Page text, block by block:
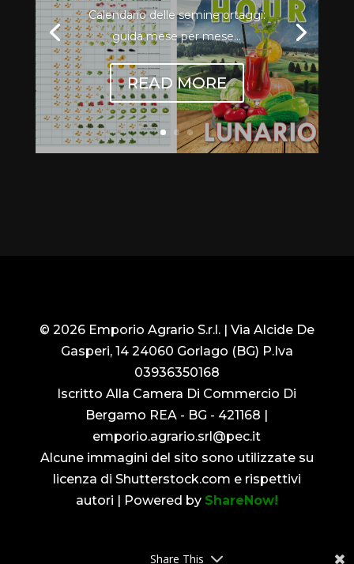
Calendario delle semine ortaggi:
guida mese per mese...
READ MORE
© 2026 Emporio Agrario S.r.l. | Via Alcide De
Gasperi, 14 24060 Gorlago (BG) P.Iva
03936350168
Iscritto Alla Camera Di Commercio Di
Bergamo REA - BG - 421168 |
emporio.agrario.srl@pec.it
Alcune immagini del sito sono utilizzate su
licenza di Shutterstock.com e rispettivi
autori | Powered by ShareNow!
Share This